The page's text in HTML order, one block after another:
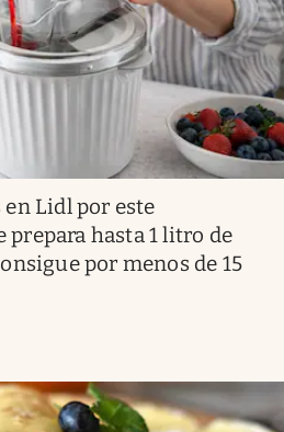
Lidl por este
hasta 1 litro de
por menos de 15